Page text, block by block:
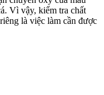
Vì vậy, kiểm tra chất
là việc làm cần được